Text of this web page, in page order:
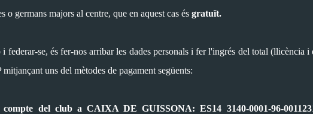
o germans majors al centre, que en aquest cas és gratuït.
federar‐se, és fer-nos arribar les dades personals i fer l'ingrés del total (llicència i
uns del mètodes de pagament següents:
compte del club a CAIXA DE GUISSONA: ES14 3140-0001-96-